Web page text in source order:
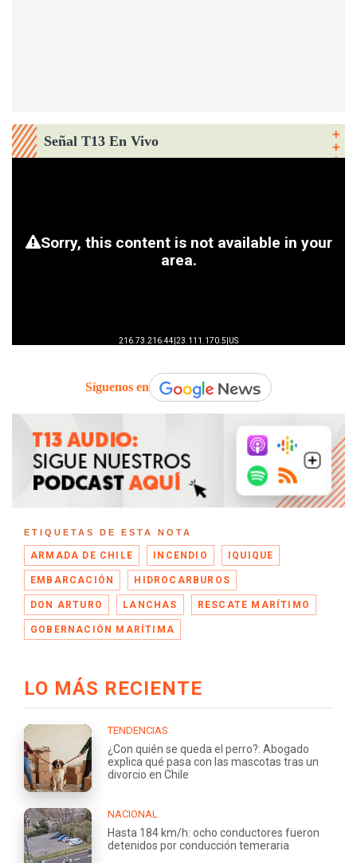
Señal T13 En Vivo
Síguenos en
ETIQUETAS DE ESTA NOTA
ARMADA DE CHILE INCENDIO IQUIQUE
EMBARCACIÓN HIDROCARBUROS
DON ARTURO LANCHAS RESCATE MARÍTIMO
GOBERNACIÓN MARÍTIMA
LO MÁS RECIENTE
TENDENCIAS
¿Con quién se queda el perro?: Abogado
explica qué pasa con las mascotas tras un
divorcio en Chile
NACIONAL
Hasta 184 km/h: ocho conductores fueron
detenidos por conducción temeraria